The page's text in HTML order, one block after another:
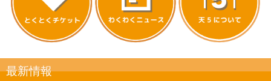
最新情報